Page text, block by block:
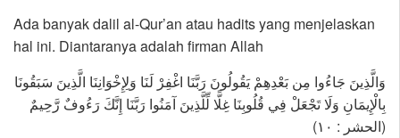
Ada banyak dalil al-Qur’an atau hadits yang menjelaskan
hal ini. Diantaranya adalah firman Allah
وَالَّذِينَ جَاءُوا مِن بَعْدِهِمْ يَقُولُونَ رَبَّنَا اغْفِرْ لَنَا وَلِإِخْوَانِنَا الَّذِينَ سَبَقُونَا
بِالْإِيمَانِ وَلَا تَجْعَلْ فِي قُلُوبِنَا غِلًّا لِّلَّذِينَ آمَنُوا رَبَّنَا إِنَّكَ رَءُوفٌ رَّحِيمٌ
(الحشر : ١٠)